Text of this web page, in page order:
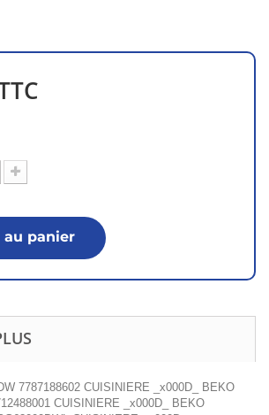
au panier
7787188602 CUISINIERE _x000D_ BEKO
CUISINIERE _x000D_ BEKO